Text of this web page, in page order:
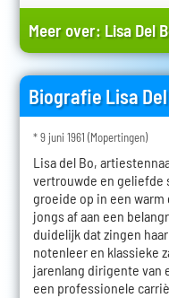
Meer over: Lisa Del
Biografie Lisa
* 9 juni 1961 (Mopertingen)
Lisa del Bo,
vertrouwde en geliefde
groeide op in een warm
jongs af aan een
duidelijk dat zingen
notenleer en klassieke
jarenlang dirigente van
een professionele